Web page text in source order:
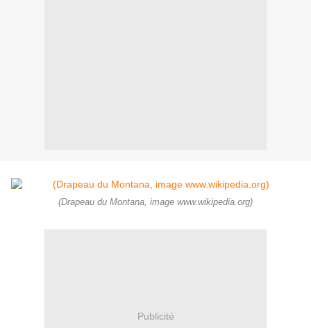
(Drapeau du Montana, image www.wikipedia.org)
Publicité